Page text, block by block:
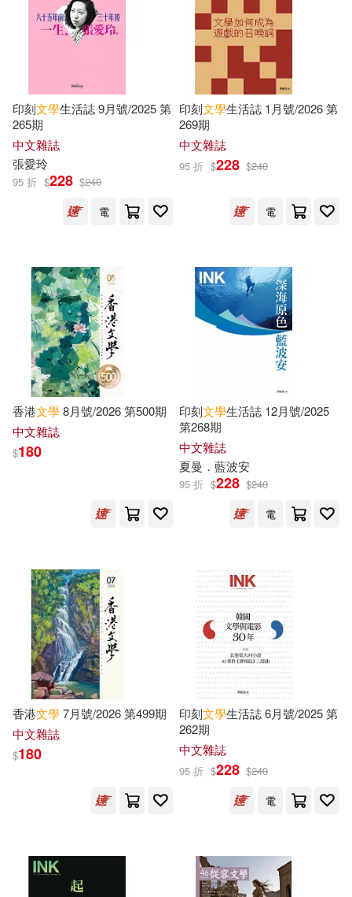
Montgomery(3701)
Jessica(3660)
Bennett(3658)
Stewart(3643) 編輯部(3619)
Jean(3618) Kevin(3613)
Campbell(3598)
Hamilton(3525)
Robert Louis(3521)
Edith(3505)
Russell(3464) Ross(3462)
Julie(3460) Emma(3459)
Stephanie(3449)
Publisher(3435)
Steven(3403) Kim(3402)
江蘇人民出版社(2897)
東立(2896)
幼福(2807)
Consortium Book Sales & Dist(275
Blackstone Audio Inc(2736)
天津人民出版社(2713)
Leisure Books(2710)
Central Programs Inc(2658)
康軒(2618)
親子天下(2594)
百花洲文藝出版社(2580)
天地出版社(2577)
青島出版社(2501)
商周出版(2497) 麥田(2495)
印刻文學生活誌 9月號/2025 第
265期
中文雜誌
張愛玲
95 折 $228 $240
電
印刻文學生活誌 1月號/2026 第
269期
中文雜誌
95 折 $228 $240
電
香港文學8月號/2026 第500期
中文雜誌
$180
印刻文學生活誌 12月號/2025
第268期
中文雜誌
夏曼．藍波安
95 折 $228 $240
電
香港文學7月號/2026 第499期
中文雜誌
$180
印刻文學生活誌 6月號/2025 第
262期
中文雜誌
95 折 $228 $240
電